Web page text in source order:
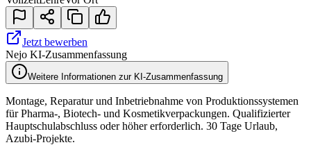
Jetzt bewerben
Nejo KI-Zusammenfassung
Weitere Informationen zur KI-Zusammenfassung
Montage, Reparatur und Inbetriebnahme von Produktionssystemen
für Pharma-, Biotech- und Kosmetikverpackungen. Qualifizierter
Hauptschulabschluss oder höher erforderlich. 30 Tage Urlaub,
Azubi-Projekte.